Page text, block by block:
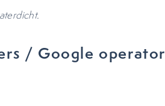
/ Google operator